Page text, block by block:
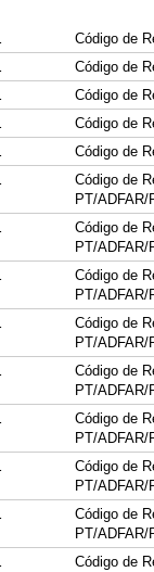
Código de
Código de
Código de
Código de
Código de
Código de
PT/ADFAR/
Código de
PT/ADFAR/
Código de
PT/ADFAR/
Código de
PT/ADFAR/
Código de
PT/ADFAR/
Código de
PT/ADFAR/
Código de
PT/ADFAR/
Código de
PT/ADFAR/
Código de